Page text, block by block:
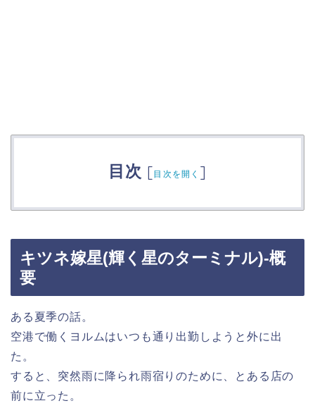
目次 [目次を開く ]
キツネ嫁星(輝く星のターミナル)-概
要
ある夏季の話。
空港で働くヨルムはいつも通り出勤しようと外に出
た。
すると、突然雨に降られ雨宿りのために、とある店の
前に立った。